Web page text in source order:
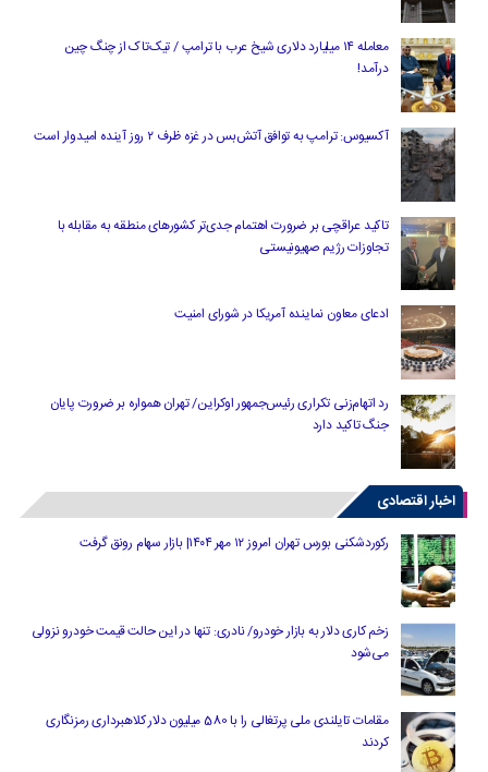
معامله ۱۴ میلیارد دلاری شیخ عرب با ترامپ / تیک‌تاک از چنگ چین
درآمد!
آکسیوس: ترامپ به توافق آتش‌بس در غزه ظرف ۲ روز آینده امیدوار است
تاکید عراقچی بر ضرورت اهتمام جدی‌تر کشورهای منطقه به مقابله با
تجاوزات رژیم صهیونیستی
ادعای معاون نماینده آمریکا در شورای امنیت
رد اتهام‌زنی تکراری رئیس‌جمهور اوکراین/ تهران همواره بر ضرورت پایان
جنگ تاکید دارد
اخبار اقتصادی
رکوردشکنی بورس تهران امروز ۱۲ مهر ۱۴۰۴| بازار سهام رونق گرفت
زخم کاری دلار به بازار خودرو/ نادری: تنها در این حالت قیمت خودرو نزولی
می‌شود
مقامات تایلندی ملی پرتغالی را با 580 میلیون دلار کلاهبرداری رمزنگاری
کردند